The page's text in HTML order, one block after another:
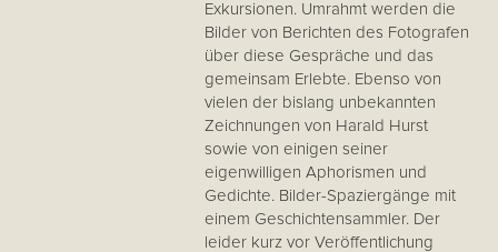
Exkursionen. Umrahmt werden die
Bilder von Berichten des Fotografen
über diese Gespräche und das
gemeinsam Erlebte. Ebenso von
vielen der bislang unbekannten
Zeichnungen von Harald Hurst
sowie von einigen seiner
eigenwilligen Aphorismen und
Gedichte. Bilder-Spaziergänge mit
einem Geschichtensammler. Der
leider kurz vor Veröffentlichung